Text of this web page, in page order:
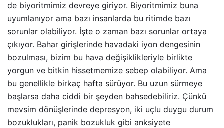
de biyoritmimiz devreye giriyor. Biyoritmimiz buna
uyumlanıyor ama bazı insanlarda bu ritimde bazı
sorunlar olabiliyor. İşte o zaman bazı sorunlar ortaya
çıkıyor. Bahar girişlerinde havadaki iyon dengesinin
bozulması, bizim bu hava değişiklikleriyle birlikte
yorgun ve bitkin hissetmemize sebep olabiliyor. Ama
bu genellikle birkaç hafta sürüyor. Bu uzun sürmeye
başlarsa daha ciddi bir şeyden bahsedebiliriz. Çünkü
mevsim dönüşlerinde depresyon, iki uçlu duygu durum
bozuklukları, panik bozukluk gibi anksiyete